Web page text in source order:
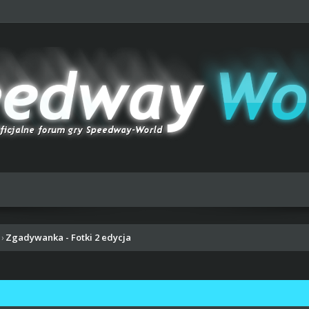
› Zgadywanka - Fotki 2 edycja